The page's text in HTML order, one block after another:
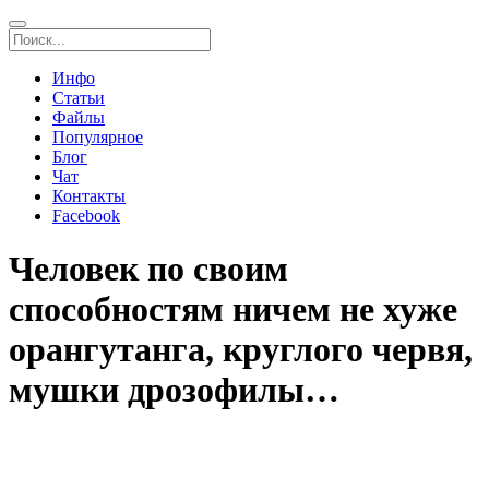
Инфо
Статьи
Файлы
Популярное
Блог
Чат
Контакты
Facebook
Человек по своим
способностям ничем не хуже
орангутанга, круглого червя,
мушки дрозофилы…